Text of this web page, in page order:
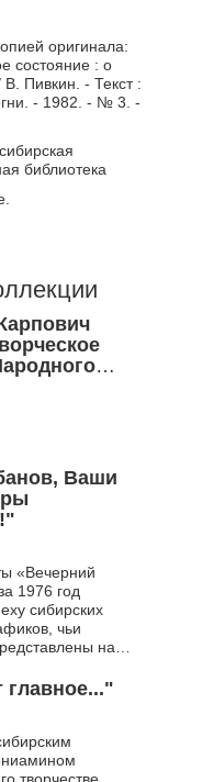
оригинала:
состояние : о
Пивкин. - Текст :
- 1982. - № 3. -
библиотека
Ваши
«Вечерний
1976 год
сибирских
чьи
на
занимают
К. Че...
главное..."